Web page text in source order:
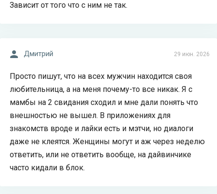
Зависит от того что с ним не так.
29 июн. 2026
Дмитрий
Просто пишут, что на всех мужчин находится своя
любительница, а на меня почему-то все никак. Я с
мамбы на 2 свидания сходил и мне дали понять что
внешностью не вышел. В приложениях для
знакомств вроде и лайки есть и мэтчи, но диалоги
даже не клеятся. Женщины могут и аж через неделю
ответить, или не ответить вообще, на дайвинчике
часто кидали в блок.